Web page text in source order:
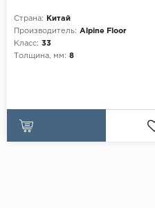
Страна:
Китай
Производитель: Alpine Floor
Класс: 33
Толщина, мм: 8